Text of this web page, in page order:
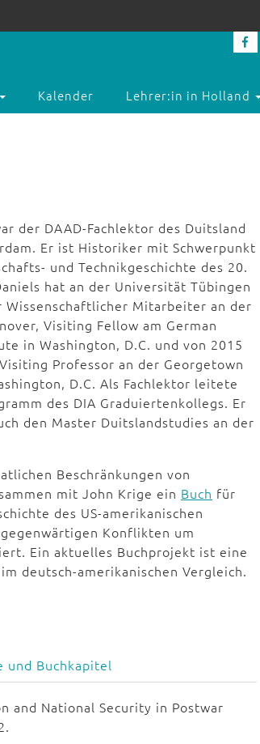
Kalender Lehrer:in in Holland
der DAAD-Fachlektor des Duitsland
Er ist Historiker mit Schwerpunkt
und Technikgeschichte des 20.
hat an der Universität Tübingen
Wissenschaftlicher Mitarbeiter an der
Visiting Fellow am German
in Washington, D.C. und von 2015
Professor an der Georgetown
D.C. Als Fachlektor leitete
des DIA Graduiertenkollegs. Er
den Master Duitslandstudies an der
Beschränkungen von
mit John Krige ein Buch für
des US-amerikanischen
Konflikten um
Ein aktuelles Buchprojekt ist eine
deutsch-amerikanischen Vergleich.
und Buchkapitel
and National Security in Postwar